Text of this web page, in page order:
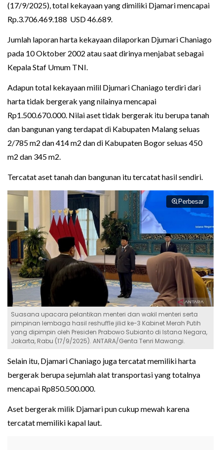
(17/9/2025), total kekayaan yang dimiliki Djamari mencapai
Rp.3.706.469.188 USD 46.689.
Jumlah laporan harta kekayaan dilaporkan Djumari Chaniago
pada 10 Oktober 2002 atau saat dirinya menjabat sebagai
Kepala Staf Umum TNI.
Adapun total kekayaan milil Djumari Chaniago terdiri dari
harta tidak bergerak yang nilainya mencapai
Rp1.500.670.000. Nilai aset tidak bergerak itu berupa tanah
dan bangunan yang terdapat di Kabupaten Malang seluas
2/785 m2 dan 414 m2 dan di Kabupaten Bogor seluas 450
m2 dan 345 m2.
Tercatat aset tanah dan bangunan itu tercatat hasil sendiri.
Perbesar
Suasana upacara pelantikan menteri dan wakil menteri serta
pimpinan lembaga hasil reshuffle jilid ke-3 Kabinet Merah Putih
yang dipimpin oleh Presiden Prabowo Subianto di Istana Negara,
Jakarta, Rabu (17/9/2025). ANTARA/Genta Tenri Mawangi.
Selain itu, Djamari Chaniago juga tercatat memiliki harta
bergerak berupa sejumlah alat transportasi yang totalnya
mencapai Rp850.500.000.
Aset bergerak milik Djamari pun cukup mewah karena
tercatat memiliki kapal laut.